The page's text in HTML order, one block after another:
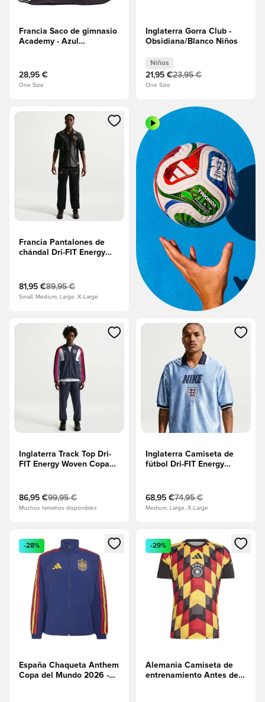
Francia Saco de gimnasio
Academy - Azul
28,95 €
One Size
Inglaterra Gorra Club -
Obsidiana/Blanco Niños
Niños
21,95 €23,95 €
One Size
Abre un modal para iniciar sesión o registrarse como
Francia Pantalones de
chándal Dri-FIT Energy
metálico
81,95 €89,95 €
Small, Medium, Large, X-Large
Abre un modal para iniciar sesión o registrarse como
Inglaterra Track Top Dri-
FIT Energy Woven Copa
Blue/Speed Red
86,95 €99,95 €
Muchos tamaños disponibles
Abre un modal para iniciar
Inglaterra Camiseta de
fútbol Dri-FIT Energy
Blue/Blanco/Obsidiana
68,95 €74,95 €
Medium, Large, X-Large
Abre un modal para iniciar sesión o registrarse como
-28%
España Chaqueta Anthem
Copa del Mundo 2026 -
Abre un modal para iniciar
-29%
Alemania Camiseta de
entrenamiento Antes del